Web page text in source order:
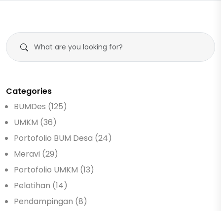
Categories
BUMDes (125)
UMKM (36)
Portofolio BUM Desa (24)
Meravi (29)
Portofolio UMKM (13)
Pelatihan (14)
Pendampingan (8)